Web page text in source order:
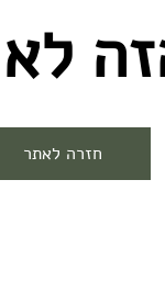
חזרה לאתר